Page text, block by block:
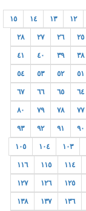
١٢ ١٣ ١٤ ١٥
٢٥ ٢٦ ٢٧ ٢٨
٣٨ ٣٩ ٤٠ ٤١
٥١ ٥٢ ٥٣ ٥٤
٦٤ ٦٥ ٦٦ ٦٧
٧٧ ٧٨ ٧٩ ٨٠
٩٠ ٩١ ٩٢ ٩٣
١٠٣ ١٠٤ ١٠٥
١١٤ ١١٥ ١١٦
١٢٥ ١٢٦ ١٢٧
١٣٦ ١٣٧ ١٣٨